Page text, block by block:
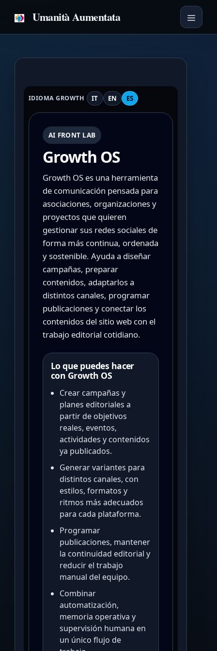
contenido
Umanità Aumentata
Menú
IDIOMA GROWTH IT EN ES
AI FRONT LAB
Growth OS
Growth OS es una herramienta
de comunicación pensada para
asociaciones, organizaciones y
proyectos que quieren
gestionar sus redes sociales de
forma más continua, ordenada
y sostenible. Ayuda a diseñar
campañas, preparar
contenidos, adaptarlos a
distintos canales, programar
publicaciones y conectar los
contenidos del sitio web con el
trabajo editorial cotidiano.
Lo que puedes hacer
con Growth OS
Crear campañas y
planes editoriales a
partir de objetivos
reales, eventos,
actividades y contenidos
ya publicados.
Generar variantes para
distintos canales, con
estilos, formatos y
ritmos más adecuados
para cada plataforma.
Programar
publicaciones, mantener
la continuidad editorial y
reducir el trabajo
manual del equipo.
Combinar
automatización,
memoria operativa y
supervisión humana en
un único flujo de